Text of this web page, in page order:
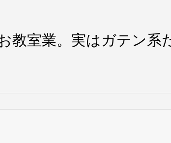
教室業。実はガテン系